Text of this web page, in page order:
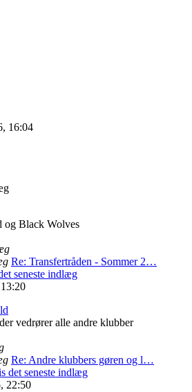
16:04
Black Wolves
Re: Transfertråden - Sommer 2…
seneste indlæg
vedrører alle andre klubber
Re: Andre klubbers gøren og l…
det seneste indlæg
22:50